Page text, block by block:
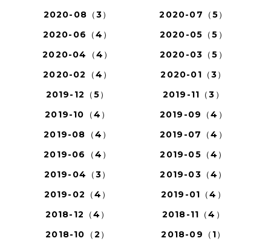
2020-08（3）
2020-07（5）
2020-06（4）
2020-05（5）
2020-04（4）
2020-03（5）
2020-02（4）
2020-01（3）
2019-12（5）
2019-11（3）
2019-10（4）
2019-09（4）
2019-08（4）
2019-07（4）
2019-06（4）
2019-05（4）
2019-04（3）
2019-03（4）
2019-02（4）
2019-01（4）
2018-12（4）
2018-11（4）
2018-10（2）
2018-09（1）